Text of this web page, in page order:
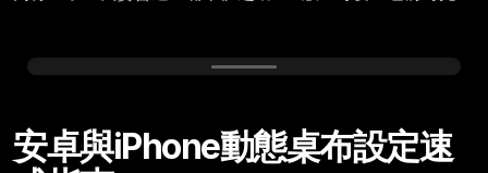
Friday, December 05
安卓與iPhone動態桌布設定速